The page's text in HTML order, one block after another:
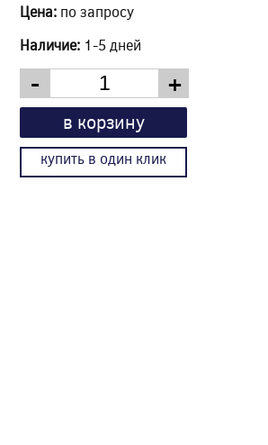
Цена: по запросу
Наличие: 1-5 дней
- +
в корзину
купить в один клик